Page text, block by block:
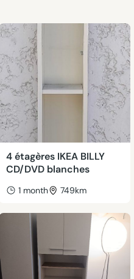
4 étagères IKEA BILLY
CD/DVD blanches
1 month 749km